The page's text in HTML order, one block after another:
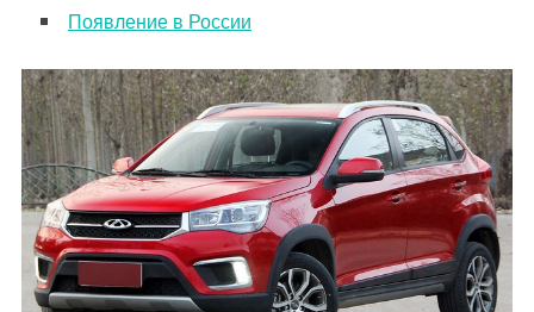
Появление в России